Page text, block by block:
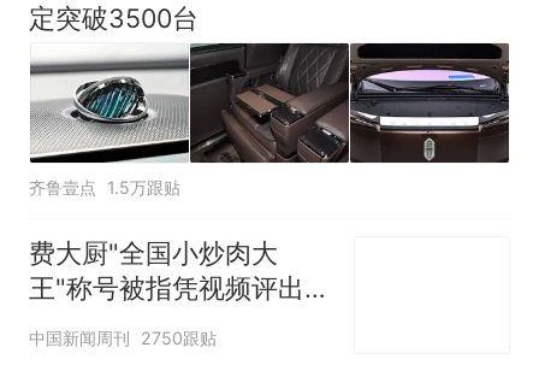
定突破3500台
齐鲁壹点 1.5万跟贴
费大厨"全国小炒肉大
王"称号被指凭视频评出
官方回应
中国新闻周刊 2750跟贴